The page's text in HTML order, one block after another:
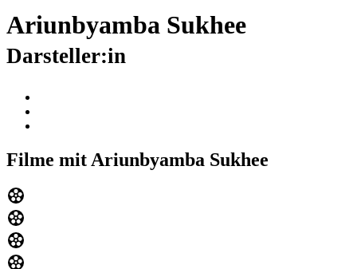
Ariunbyamba Sukhee
Darsteller:in
Filme mit Ariunbyamba Sukhee